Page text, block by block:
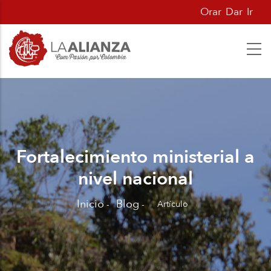
al
contenido
principal
Orar Dar Ir
Fortalecimiento ministerial a
nivel nacional
Sobrescribir
enlaces
de
Inicio - Blog - Artículo